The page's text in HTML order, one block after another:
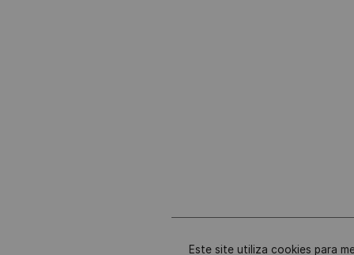
Este site utiliza cookies para